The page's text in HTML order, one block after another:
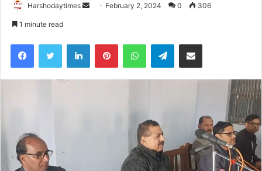
Harshodaytimes
Send February 2, 2024 0 306
1 minute read
FacebookTwitter LinkedInPinterestWhatsAppTelegramShare via Email